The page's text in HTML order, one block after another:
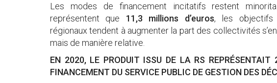
Les modes de financement incitatifs restent
représentent que 11,3 millions d’euros, les objectifs
régionaux tendent à augmenter la part des collectivités
mais de manière relative.
EN 2020, LE PRODUIT ISSU DE LA RS
FINANCEMENT DU SERVICE PUBLIC DE GESTION DES